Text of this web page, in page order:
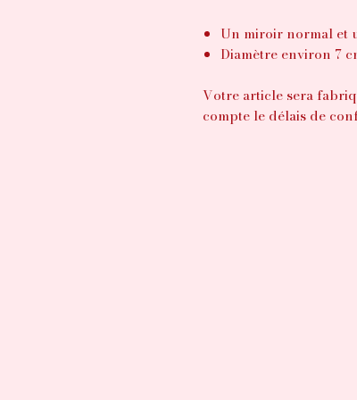
Un miroir normal et
Diamètre environ 7
Votre article sera
compte le délais de